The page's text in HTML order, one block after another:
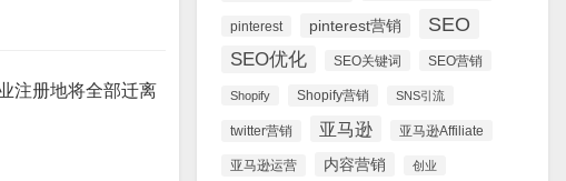
注册地将全部迁离
pinterest pinterest营销 SEO
SEO优化 SEO关键词 SEO营销
Shopify Shopify营销 SNS引流
twitter营销 亚马逊 亚马逊Affiliate
亚马逊运营 内容营销 创业